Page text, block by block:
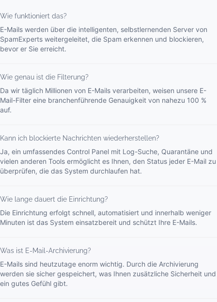
Wie funktioniert das?
E-Mails werden über die intelligenten, selbstlernenden Server von
SpamExperts weitergeleitet, die Spam erkennen und blockieren,
bevor er Sie erreicht.
Wie genau ist die Filterung?
Da wir täglich Millionen von E-Mails verarbeiten, weisen unsere E-
Mail-Filter eine branchenführende Genauigkeit von nahezu 100 %
auf.
Kann ich blockierte Nachrichten wiederherstellen?
Ja, ein umfassendes Control Panel mit Log-Suche, Quarantäne und
vielen anderen Tools ermöglicht es Ihnen, den Status jeder E-Mail zu
überprüfen, die das System durchlaufen hat.
Wie lange dauert die Einrichtung?
Die Einrichtung erfolgt schnell, automatisiert und innerhalb weniger
Minuten ist das System einsatzbereit und schützt Ihre E-Mails.
Was ist E-Mail-Archivierung?
E-Mails sind heutzutage enorm wichtig. Durch die Archivierung
werden sie sicher gespeichert, was Ihnen zusätzliche Sicherheit und
ein gutes Gefühl gibt.